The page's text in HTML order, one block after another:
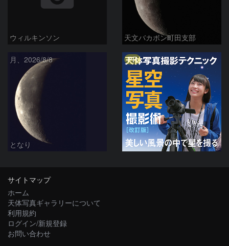
ウィルキンソン 天文バカボン町田支部
月、2026/8/8
となり
PR
サイトマップ
ホーム
天体写真ギャラリーについて
利用規約
ログイン/新規登録
お問い合わせ